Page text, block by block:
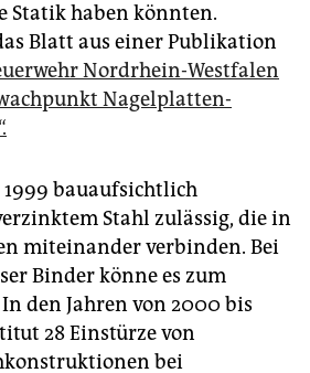
Statik haben könnten.
Blatt aus einer Publikation
Nordrhein-Westfalen
Nagelplatten-
bauaufsichtlich
Stahl zulässig, die in
miteinander verbinden. Bei
Binder könne es zum
den Jahren von 2000 bis
28 Einstürze von
bei